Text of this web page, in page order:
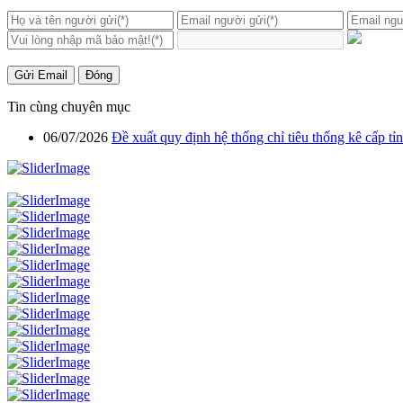
Gửi Email Đóng
Tin cùng chuyên mục
06/07/2026 Đề xuất quy định hệ thống chỉ tiêu thống kê cấp